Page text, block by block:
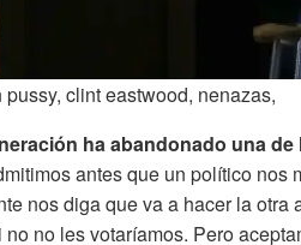
clint eastwood, nenazas,
ha abandonado una
antes que un político nos
nos diga que va a hacer la otra
no les votaríamos. Pero